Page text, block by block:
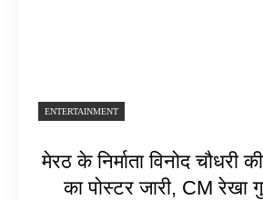
ENTERTAINMENT
मेरठ के निर्माता विनोद चौधरी
का पोस्टर जारी, CM रेखा